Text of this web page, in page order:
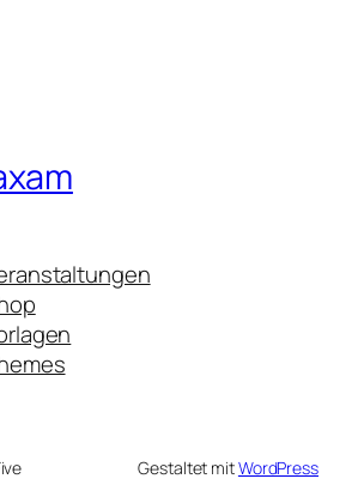
Gestaltet mitWordPress